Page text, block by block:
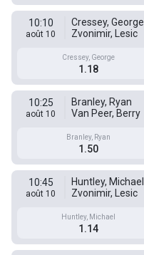
10:10
août 10
Cressey, George
Zvonimir, Lesic
Cressey, George
1.18
10:25
août 10
Branley, Ryan
Van Peer, Berry
Branley, Ryan
1.50
10:45
août 10
Huntley, Michael
Zvonimir, Lesic
Huntley, Michael
1.14